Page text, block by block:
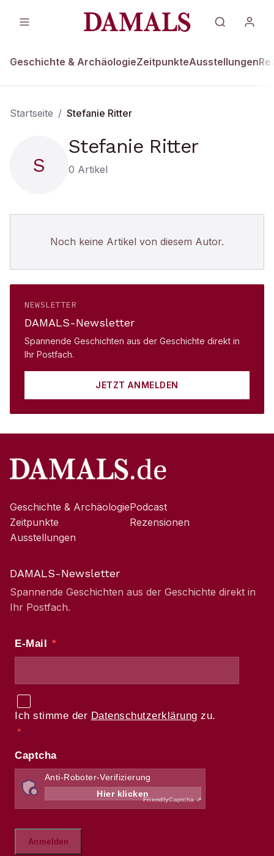
Geschichte & ArchäologieZeitpunkteAusstellungen
Startseite / Stefanie Ritter
S
Stefanie Ritter
0 Artikel
Noch keine Artikel von diesem Autor.
NEWSLETTER
DAMALS-Newsletter
Spannende Geschichten aus der Geschichte direkt in
Ihr Postfach.
JETZT ANMELDEN
Geschichte & Archäologie
Zeitpunkte
Ausstellungen
Podcast
Rezensionen
DAMALS-Newsletter
Spannende Geschichten aus der Geschichte direkt in
Ihr Postfach.